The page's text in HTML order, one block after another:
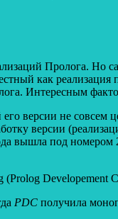
Пролога. Но
как реализация
Интересным
его версии не
версии
вышла под номером
(Prolog Developement
PDC получила